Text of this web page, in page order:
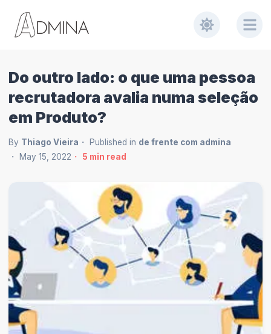
Do outro lado: o que uma pessoa
recrutadora avalia numa seleção
em Produto?
By Thiago Vieira Published in de frente com admina
May 15, 2022
5 min read